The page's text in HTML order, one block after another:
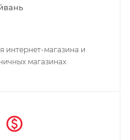
интернет-магазина и
магазинах